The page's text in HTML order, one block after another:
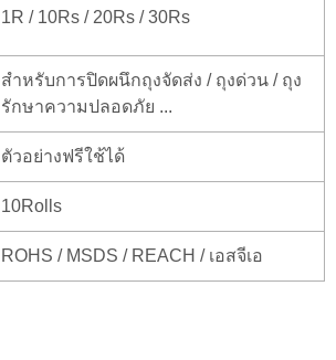
1R / 10Rs / 20Rs / 30Rs
สำหรับการปิดผนึกถุงจัดส่ง / ถุงด่วน / ถุง
รักษาความปลอดภัย ...
ตัวอย่างฟรีใช้ได้
10Rolls
ROHS / MSDS / REACH / เอสจีเอ